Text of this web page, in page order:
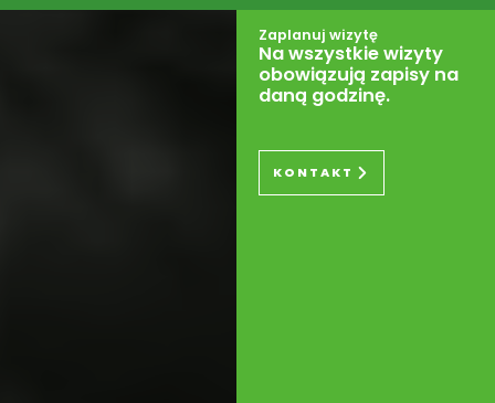
Zaplanuj wizytę
Na wszystkie wizyty
obowiązują zapisy na
daną godzinę.
KONTAKT